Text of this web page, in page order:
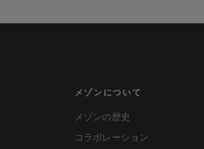
メゾンについて
メゾンの歴史
コラボレーション